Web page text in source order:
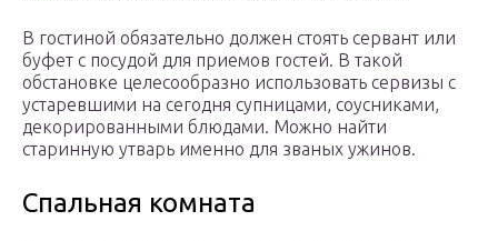
В гостиной обязательно должен стоять сервант или
буфет с посудой для приемов гостей. В такой
обстановке целесообразно использовать сервизы с
устаревшими на сегодня супницами, соусниками,
декорированными блюдами. Можно найти
старинную утварь именно для званых ужинов.
Спальная комната